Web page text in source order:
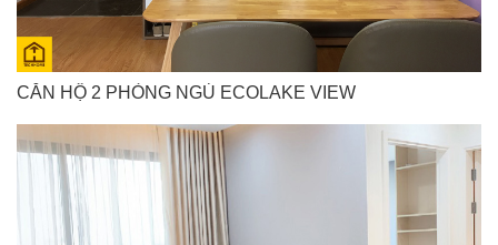
CĂN HỘ 2 PHÒNG NGỦ ECOLAKE VIEW